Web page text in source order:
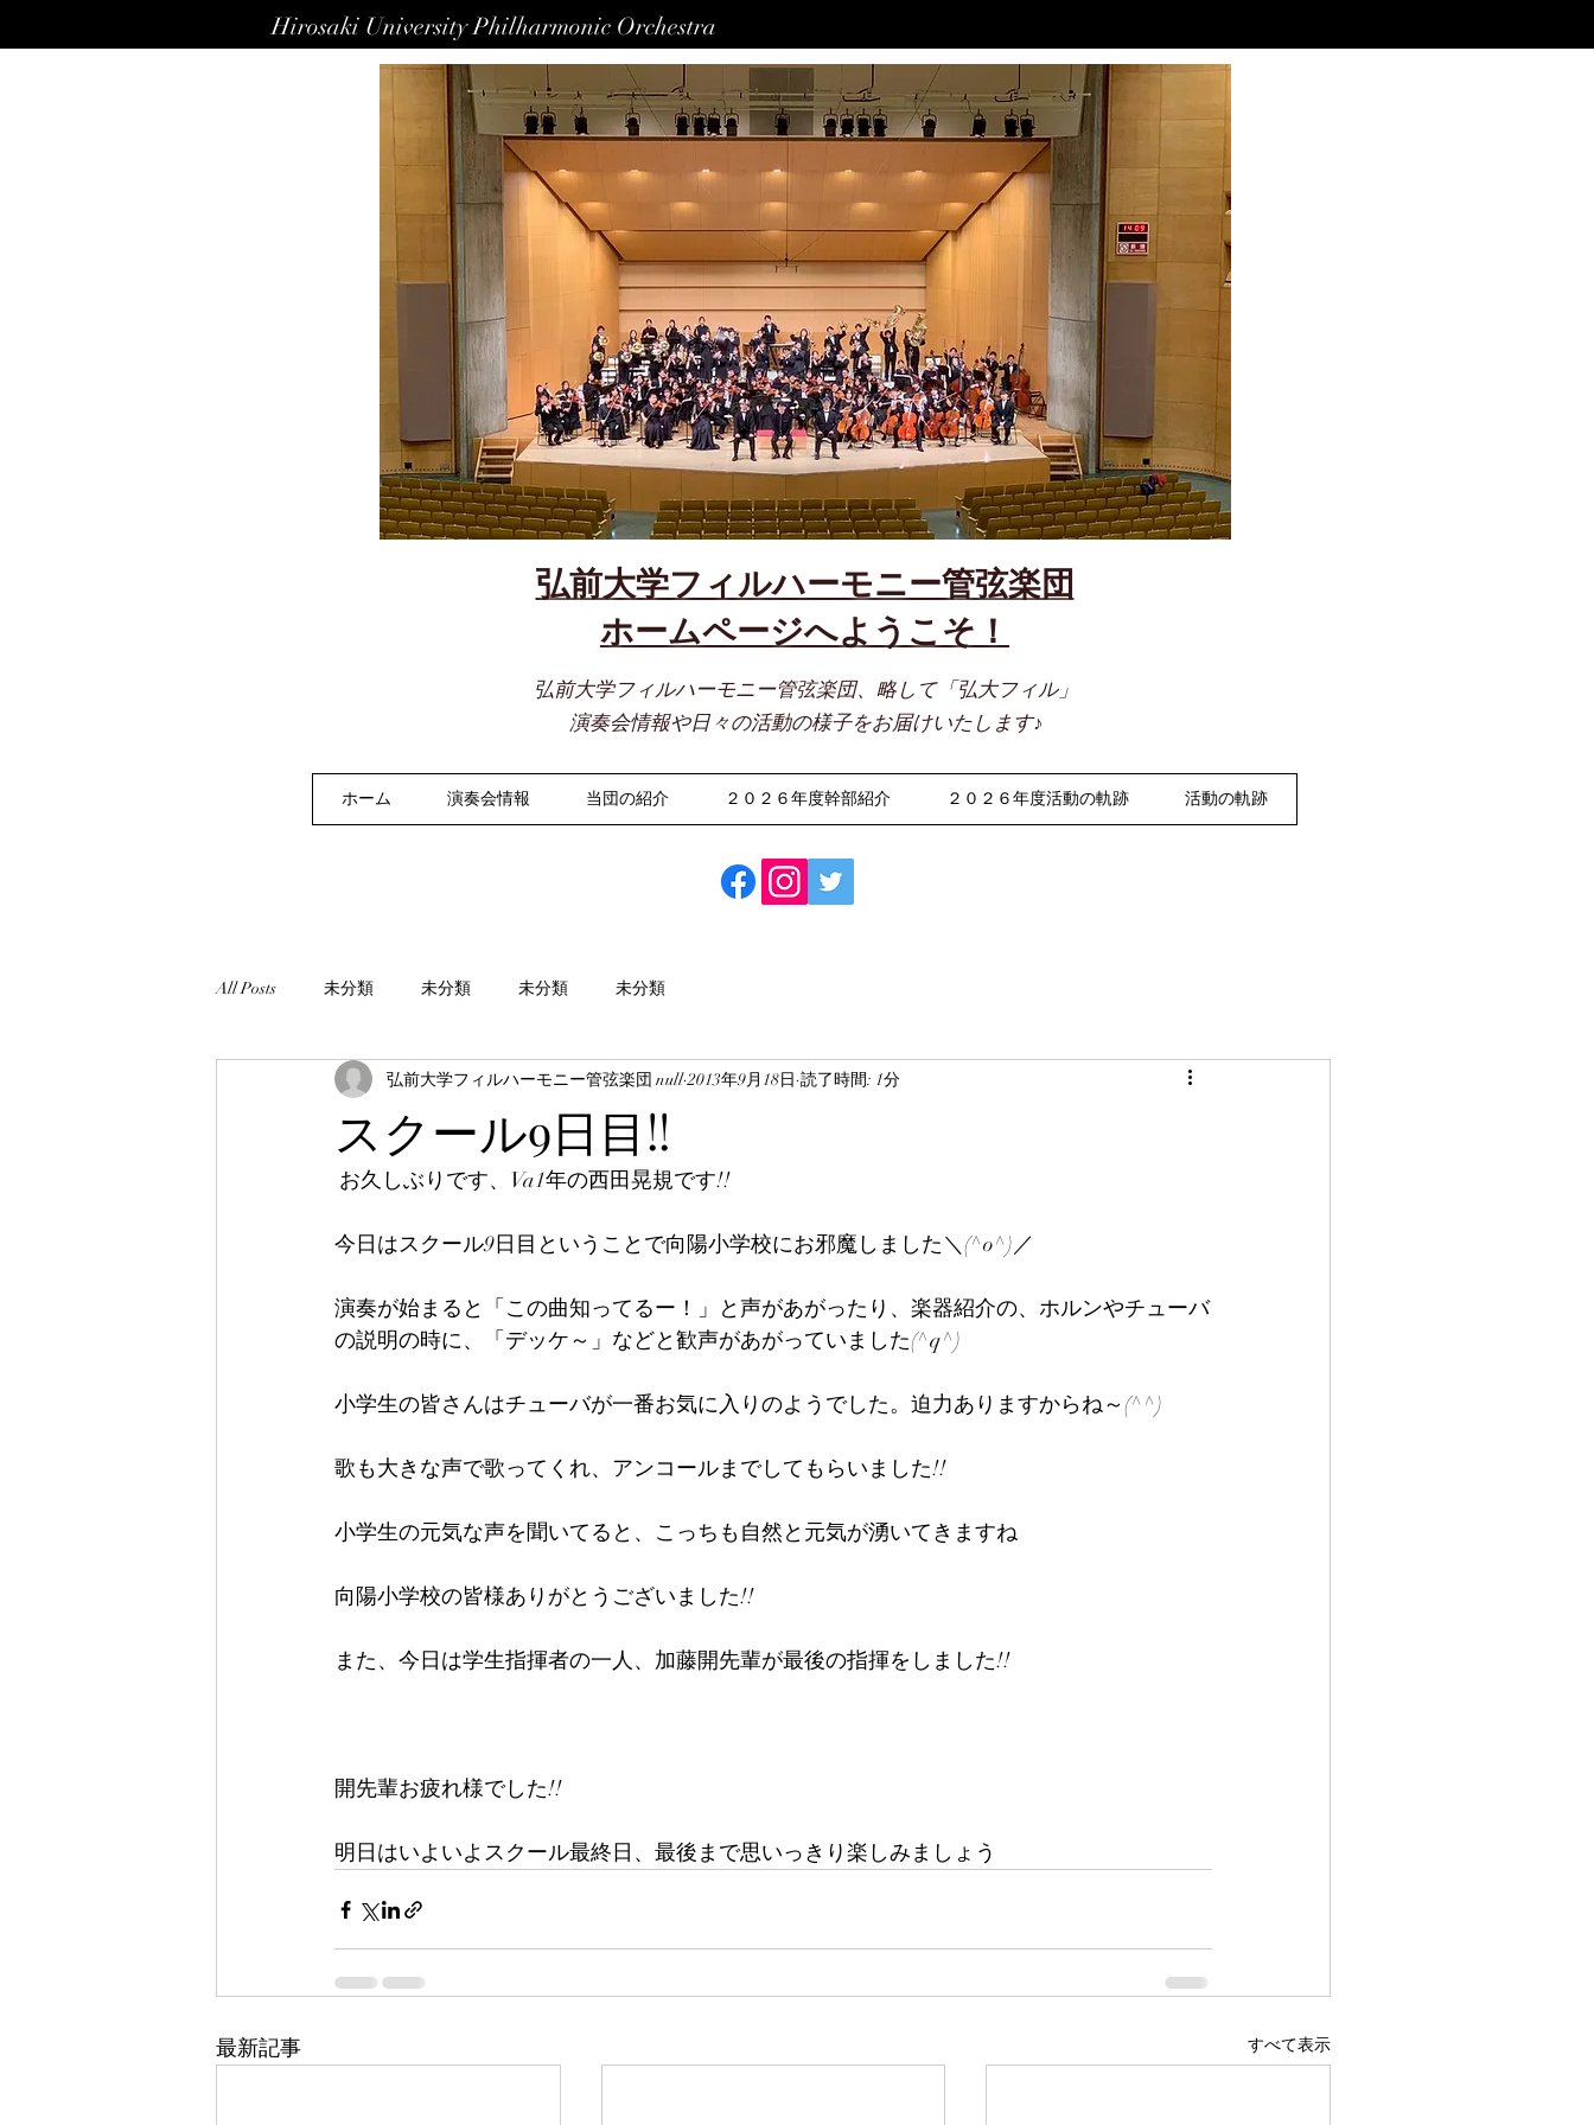
Hirosaki University Philharmonic Orchestra
弘前大学フィルハーモニー管弦楽団
​ホームページへようこそ！
弘前大学フィルハーモニー管弦楽団、略して「弘大フィル」
演奏会情報や日々の活動の様子をお届けいたします♪
ホーム 演奏会情報 当団の紹介 ２０２６年度幹部紹介 ２０２６年度活動の軌跡 活動の軌跡
All Posts 未分類 未分類 未分類 未分類
スクール9日目!!
弘前大学フィルハーモニー管弦楽団 null 2013年9月18日 読了時間: 1分
お久しぶりです、Va1年の西田晃規です!!
今日はスクール9日目ということで向陽小学校にお邪魔しました＼(^o^)／
演奏が始まると「この曲知ってるー！」と声があがったり、楽器紹介の、ホルンやチューバ
の説明の時に、「デッケ～」などと歓声があがっていました(^q^)
小学生の皆さんはチューバが一番お気に入りのようでした。迫力ありますからね～(^^)
歌も大きな声で歌ってくれ、アンコールまでしてもらいました!!
小学生の元気な声を聞いてると、こっちも自然と元気が湧いてきますね
向陽小学校の皆様ありがとうございました!!
また、今日は学生指揮者の一人、加藤開先輩が最後の指揮をしました!!
開先輩お疲れ様でした!!
明日はいよいよスクール最終日、最後まで思いっきり楽しみましょう
最新記事 すべて表示